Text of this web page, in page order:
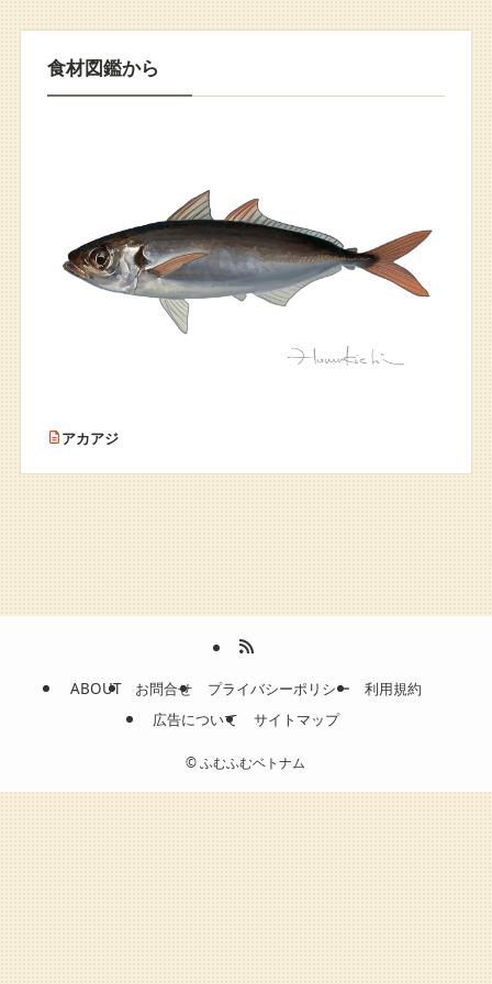
食材図鑑から
アカアジ
ABOUT お問合せ プライバシーポリシー
利用規約
広告について
サイトマップ
©ふむふむベトナム